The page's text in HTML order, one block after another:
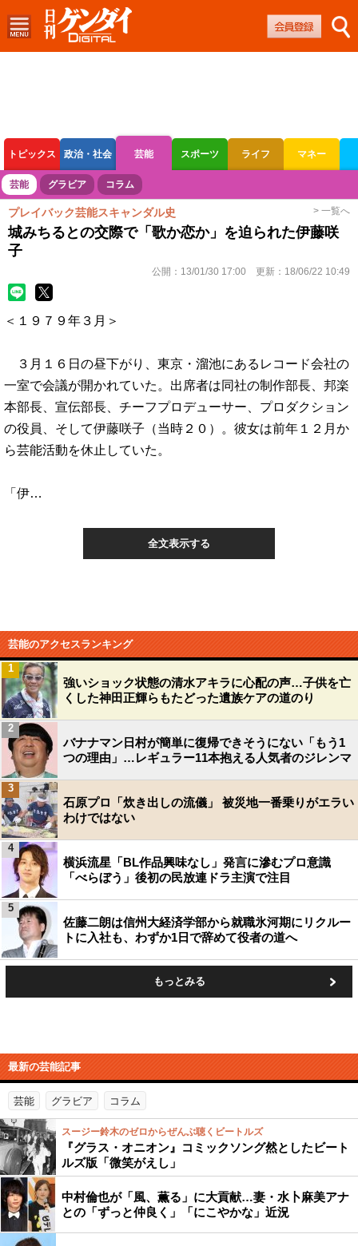
トピックス 政治・社会 芸能 スポーツ ライフ マネー
ボートレース 競輪 オートレース
芸能 グラビア コラム
プレイバック芸能スキャンダル史 > 一覧へ
城みちるとの交際で「歌か恋か」を迫られた伊藤咲
子
公開： 13/01/30 17:00 更新： 18/06/22 10:49
＜１９７９年３月＞
３月１６日の昼下がり、東京・溜池にあるレコード会社の
一室で会議が開かれていた。出席者は同社の制作部長、邦楽
本部長、宣伝部長、チーフプロデューサー、プロダクション
の役員、そして伊藤咲子（当時２０）。彼女は前年１２月か
ら芸能活動を休止していた。
「伊…
全文表示する
芸能のアクセスランキング
強いショック状態の清水アキラに心配の声…子供を亡
くした神田正輝らもたどった遺族ケアの道のり
1
バナナマン日村が簡単に復帰できそうにない「もう1
つの理由」…レギュラー11本抱える人気者のジレンマ
2
石原プロ「炊き出しの流儀」 被災地一番乗りがエラい
わけではない
3
横浜流星「BL作品興味なし」発言に滲むプロ意識
「べらぼう」後初の民放連ドラ主演で注目
4
佐藤二朗は信州大経済学部から就職氷河期にリクルー
トに入社も、わずか1日で辞めて役者の道へ
5
もっとみる
最新の芸能記事
芸能 グラビア コラム
スージー鈴木のゼロからぜんぶ聴くビートルズ
『グラス・オニオン』コミックソング然としたビート
ルズ版「微笑がえし」
中村倫也が「風、薫る」に大貢献…妻・水卜麻美アナ
との「ずっと仲良く」「にこやかな」近況